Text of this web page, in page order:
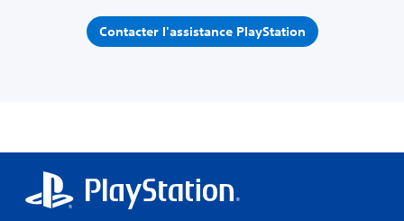
Contacter l'assistance PlayStation